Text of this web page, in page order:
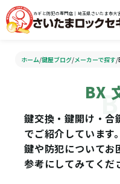
カギと防犯の専門店｜埼玉県さいたま市大
ホーム/鍵屋ブログ/メーカーで探す/
BX
鍵交換・鍵開け・合
でご紹介しています。
鍵や防犯についてお
参考にしてみてくだ